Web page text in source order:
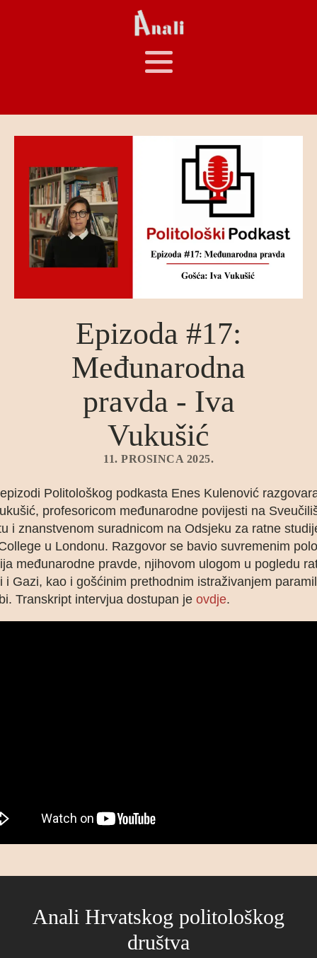
Epizoda #17:
Međunarodna
pravda - Iva
Vukušić
11. PROSINCA 2025.
Politološkog podkasta Enes Kulenović
profesoricom međunarodne povijesti na
i znanstvenom suradnicom na Odsjeku za ratne
u Londonu. Razgovor se bavio suvremenim
međunarodne pravde, njihovom ulogom u pogledu
i Gazi, kao i gošćinim prethodnim istraživanjem
Transkript intervjua dostupan je ovdje.
Anali Hrvatskog politološkog
društva